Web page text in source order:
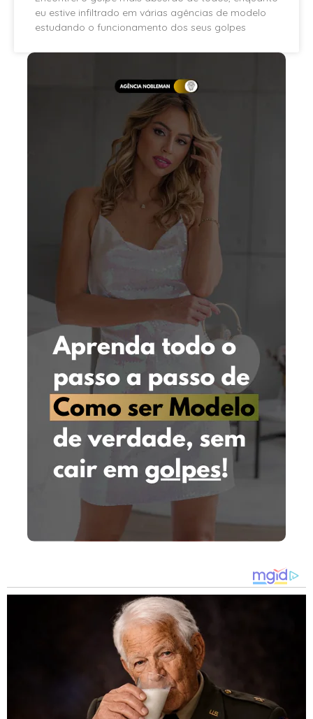
eu estive infiltrado em várias agências de modelo
estudando o funcionamento dos seus golpes